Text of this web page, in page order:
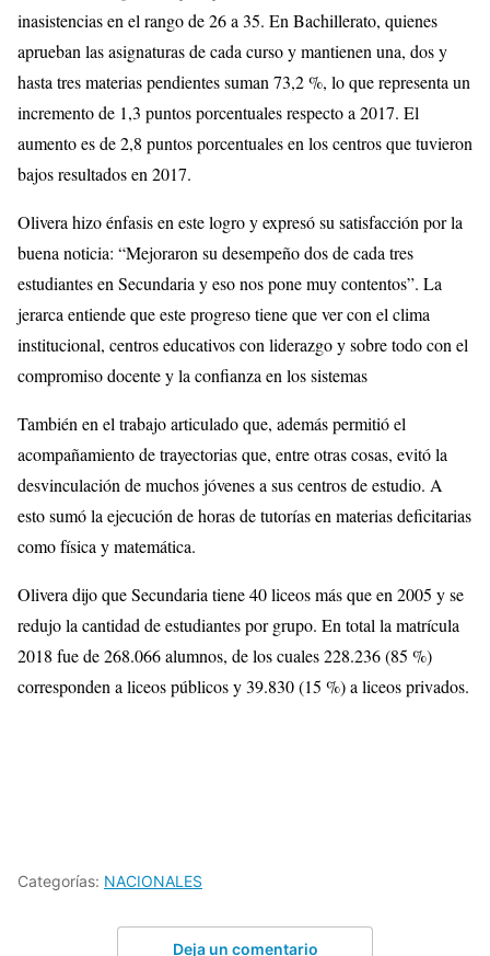
inasistencias en el rango de 26 a 35. En Bachillerato, quienes
aprueban las asignaturas de cada curso y mantienen una, dos y
hasta tres materias pendientes suman 73,2 %, lo que representa un
incremento de 1,3 puntos porcentuales respecto a 2017. El
aumento es de 2,8 puntos porcentuales en los centros que tuvieron
bajos resultados en 2017.
Olivera hizo énfasis en este logro y expresó su satisfacción por la
buena noticia: “Mejoraron su desempeño dos de cada tres
estudiantes en Secundaria y eso nos pone muy contentos”. La
jerarca entiende que este progreso tiene que ver con el clima
institucional, centros educativos con liderazgo y sobre todo con el
compromiso docente y la confianza en los sistemas
También en el trabajo articulado que, además permitió el
acompañamiento de trayectorias que, entre otras cosas, evitó la
desvinculación de muchos jóvenes a sus centros de estudio. A
esto sumó la ejecución de horas de tutorías en materias deficitarias
como física y matemática.
Olivera dijo que Secundaria tiene 40 liceos más que en 2005 y se
redujo la cantidad de estudiantes por grupo. En total la matrícula
2018 fue de 268.066 alumnos, de los cuales 228.236 (85 %)
corresponden a liceos públicos y 39.830 (15 %) a liceos privados.
Categorías: NACIONALES
Deja un comentario